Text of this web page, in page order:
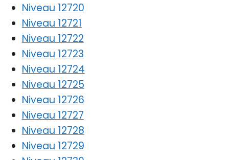
Niveau 12720
Niveau 12721
Niveau 12722
Niveau 12723
Niveau 12724
Niveau 12725
Niveau 12726
Niveau 12727
Niveau 12728
Niveau 12729